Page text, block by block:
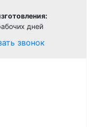
дней
звонок